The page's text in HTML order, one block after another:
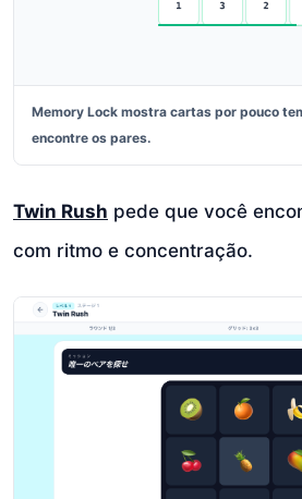
Memory Lock mostra cartas por pouco
encontre os pares.
Twin Rush pede que você
com ritmo e concentração.